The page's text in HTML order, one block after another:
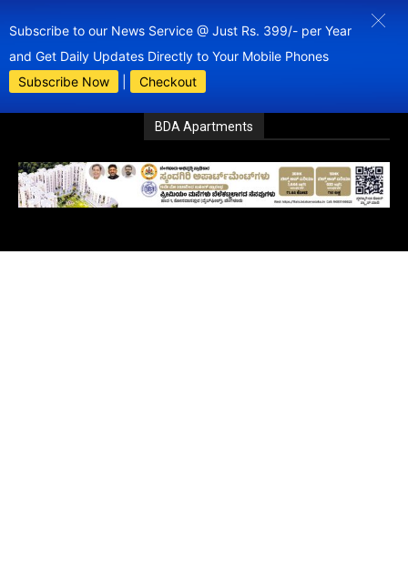
Subscribe to our News Service @ Just Rs. 399/- per Year
and Get Daily Updates Directly to Your Mobile Phones
Subscribe Now
Checkout
BDA Apartments